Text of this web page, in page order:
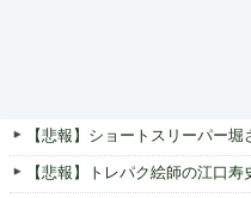
【悲報】ショートスリーパー堀
【悲報】トレパク絵師の江口寿